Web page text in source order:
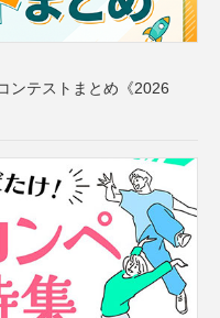
ンテストまとめ《2026